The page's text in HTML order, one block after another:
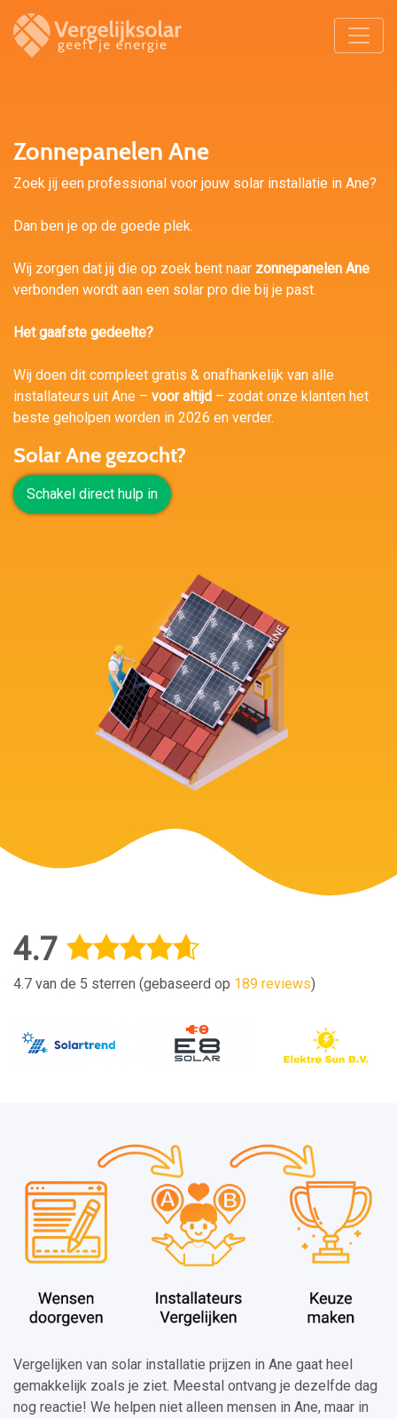
Zonnepanelen Ane
Zoek jij een professional voor jouw solar installatie in Ane?
Dan ben je op de goede plek.
Wij zorgen dat jij die op zoek bent naar zonnepanelen Ane
verbonden wordt aan een solar pro die bij je past.
Het gaafste gedeelte?
Wij doen dit compleet gratis & onafhankelijk van alle
installateurs uit Ane – voor altijd – zodat onze klanten het
beste geholpen worden in 2026 en verder.
Solar Ane gezocht?
Schakel direct hulp in
4.7
4.7 van de 5 sterren (gebaseerd op 189 reviews)
Vergelijken van solar installatie prijzen in Ane gaat heel
gemakkelijk zoals je ziet. Meestal ontvang je dezelfde dag
nog reactie! We helpen niet alleen mensen in Ane, maar in